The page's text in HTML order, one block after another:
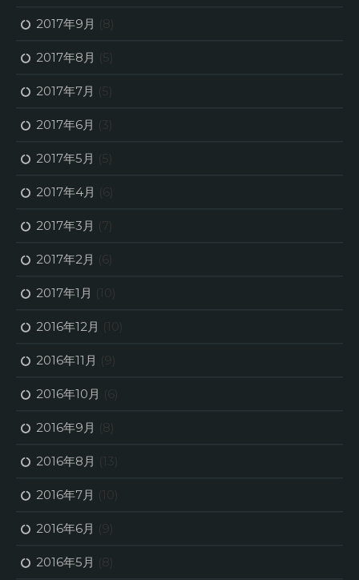
2017年9月 (8)
2017年8月 (5)
2017年7月 (5)
2017年6月 (3)
2017年5月 (5)
2017年4月 (6)
2017年3月 (7)
2017年2月 (6)
2017年1月 (10)
2016年12月 (10)
2016年11月 (9)
2016年10月 (6)
2016年9月 (8)
2016年8月 (13)
2016年7月 (10)
2016年6月 (9)
2016年5月 (8)